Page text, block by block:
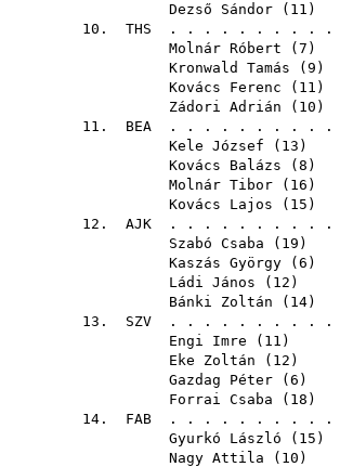
Dezső Sándor ( 11
10. THS . . . . . . . . . .
Molnár Róbert ( 7
Kronwald Tamás ( 9
Kovács Ferenc ( 11
Zádori Adrián ( 10
11. BEA . . . . . . . . . .
Kele József ( 13
Kovács Balázs ( 8
Molnár Tibor ( 16
Kovács Lajos ( 15
12. AJK . . . . . . . . . .
Szabó Csaba ( 19
Kaszás György ( 6
Ládi János ( 12
Bánki Zoltán ( 14
13. SZV . . . . . . . . . .
Engi Imre ( 11
Eke Zoltán ( 12
Gazdag Péter ( 6
Forrai Csaba ( 18
14. FAB . . . . . . . . . .
Gyurkó László ( 15
Nagy Attila ( 10